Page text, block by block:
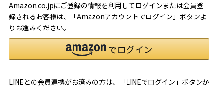
Amazon.co.jpにご登録の情報を利用してログインまたは会員登
録されるお客様は、「Amazonアカウントでログイン」ボタンよ
りお進みください。
LINEとの会員連携がお済みの方は、「LINEでログイン」ボタンか